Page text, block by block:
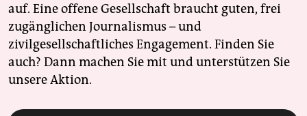
auf. Eine offene Gesellschaft braucht guten, frei
zugänglichen Journalismus – und
zivilgesellschaftliches Engagement. Finden Sie
auch? Dann machen Sie mit und unterstützen Sie
unsere Aktion.